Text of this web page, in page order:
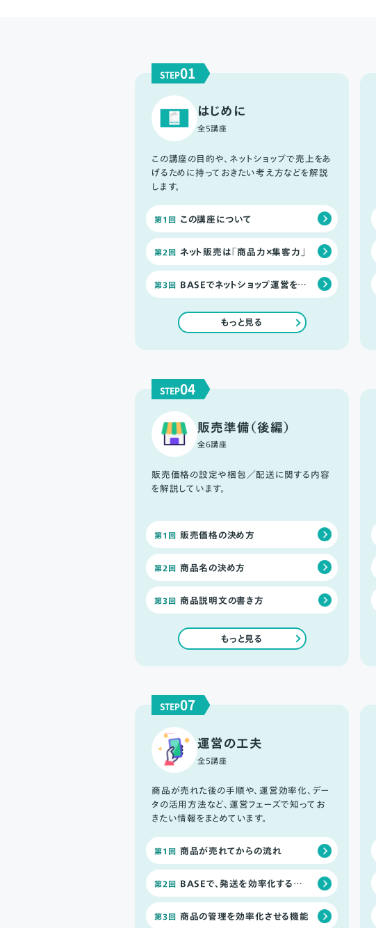
STEP01
はじめに
全5講座
この講座の目的や、ネットショップで売上をあ
げるために持っておきたい考え方などを解説
します。
第1回 この講座について
第2回 ネット販売は「商品力×集客力」
第3回 BASEでネットショップ運営をするさいに知っておきたいページまとめ
もっと見る
STEP04
販売準備（後編）
全6講座
販売価格の設定や梱包／配送に関する内容
を解説しています。
第1回 販売価格の決め方
第2回 商品名の決め方
第3回 商品説明文の書き方
もっと見る
STEP07
運営の工夫
全5講座
商品が売れた後の手順や、運営効率化、デー
タの活用方法など、運営フェーズで知ってお
きたい情報をまとめています。
第1回 商品が売れてからの流れ
第2回 BASEで、発送を効率化する拡張機能
第3回 商品の管理を効率化させる機能